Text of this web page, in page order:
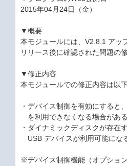
2015年04月24日（金）
▼概要
本モジュールには、V2.8.1 アッ
リリース後に確認された問題の
▼修正内容
本モジュールでの修正内容は以
・デバイス制御を有効にすると
を利用できなくなる場合があ
・ダイナミックディスクが存在
USB デバイスが利用可能にな
※デバイス制御機能（オプショ